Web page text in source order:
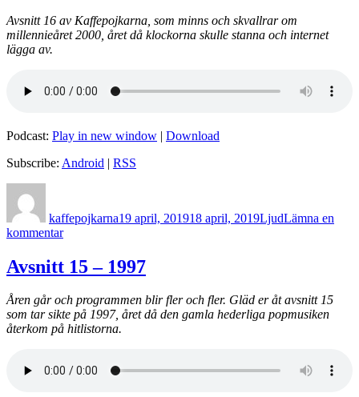
Avsnitt 16 av Kaffepojkarna, som minns och skvallrar om
millennieåret 2000, året då klockorna skulle stanna och internet
lägga av.
Podcast: Play in new window | Download
Subscribe: Android | RSS
kaffepojkarna19 april, 201918 april, 2019LjudLämna en
kommentartill
16
–
Avsnitt 15 – 1997
Åren går och programmen blir fler och fler. Gläd er åt avsnitt 15
som tar sikte på 1997, året då den gamla hederliga popmusiken
återkom på hitlistorna.